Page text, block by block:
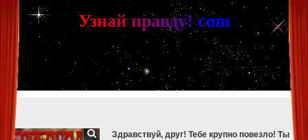
[phpBB Debug] PHP Warning : in file [ROOT]/phpbb/db/driver/mysqli.php
mysqli_fetch_assoc(): Couldn't fetch mysqli_result
[phpBB Debug] PHP Warning: in file[ROOT]/phpbb/db/driver/mysqli.php 329
mysqli_free_result(): Couldn't fetch mysqli_result
[phpBB Debug] PHP Warning
[ROOT]/phpbb/db/driver/mysqli.php on line 265
mysqli_fetch_assoc(): Couldn't fetch mysqli_result
[phpBB Debug] PHP Warning
: in file [ROOT]/phpbb/db/driver/mysqli.php on line329
mysqli_free_result(): Couldn't fetch mysqli_result
[phpBB Debug] PHP Warning: in file [ROOT]/phpbb/db/driver/mysqli.php on line 265
mysqli_fetch_assoc(): Couldn't fetch mysqli_result
[phpBB Debug] PHP Warning
[ROOT]/phpbb/db/driver/mysqli.php on line329:
mysqli_free_result(): Couldn't fetch mysqli_result
Узнай правду! com
Здравствуй, друг! Тебе крупно повезло! Ты